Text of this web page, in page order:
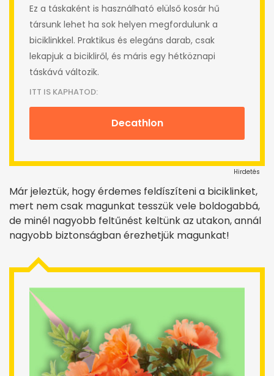
Ez a táskaként is használható elülső kosár hű
társunk lehet ha sok helyen megfordulunk a
biciklinkkel. Praktikus és elegáns darab, csak
lekapjuk a bicikliről, és máris egy hétköznapi
táskává változik.
ITT IS KAPHATOD:
Decathlon
Hirdetés
Már jeleztük, hogy érdemes feldíszíteni a biciklinket,
mert nem csak magunkat tesszük vele boldogabbá,
de minél nagyobb feltűnést keltünk az utakon, annál
nagyobb biztonságban érezhetjük magunkat!